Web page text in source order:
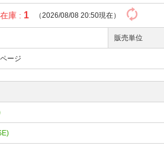
庫 : 1 （2026/08/08 20:50現在）
販売単位
ージ